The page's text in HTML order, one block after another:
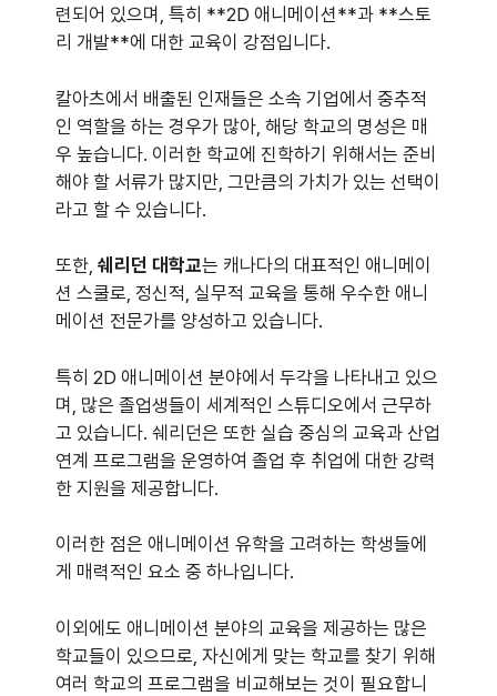
련되어 있으며, 특히 **2D 애니메이션**과 **스토
리 개발**에 대한 교육이 강점입니다.
칼아츠에서 배출된 인재들은 소속 기업에서 중추적
인 역할을 하는 경우가 많아, 해당 학교의 명성은 매
우 높습니다. 이러한 학교에 진학하기 위해서는 준비
해야 할 서류가 많지만, 그만큼의 가치가 있는 선택이
라고 할 수 있습니다.
또한, 쉐리던 대학교는 캐나다의 대표적인 애니메이
션 스쿨로, 정신적, 실무적 교육을 통해 우수한 애니
메이션 전문가를 양성하고 있습니다.
특히 2D 애니메이션 분야에서 두각을 나타내고 있으
며, 많은 졸업생들이 세계적인 스튜디오에서 근무하
고 있습니다. 쉐리던은 또한 실습 중심의 교육과 산업
연계 프로그램을 운영하여 졸업 후 취업에 대한 강력
한 지원을 제공합니다.
이러한 점은 애니메이션 유학을 고려하는 학생들에
게 매력적인 요소 중 하나입니다.
이외에도 애니메이션 분야의 교육을 제공하는 많은
학교들이 있으므로, 자신에게 맞는 학교를 찾기 위해
여러 학교의 프로그램을 비교해보는 것이 필요합니